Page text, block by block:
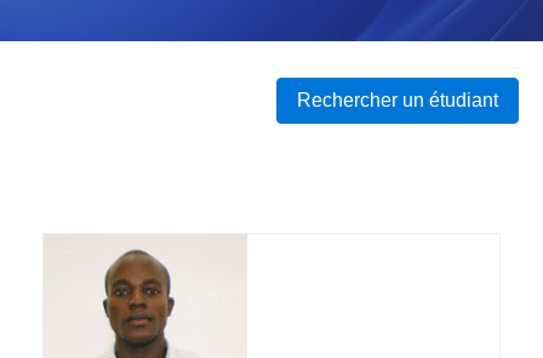
Rechercher un étudiant